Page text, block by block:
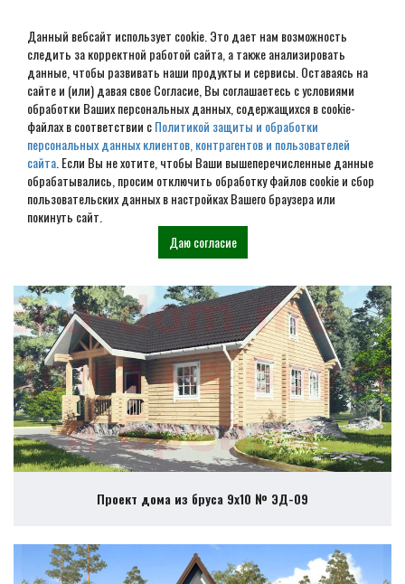
Данный вебсайт использует cookie. Это дает нам возможность
следить за корректной работой сайта, а также анализировать
данные, чтобы развивать наши продукты и сервисы. Оставаясь на
сайте и (или) давая свое Согласие, Вы соглашаетесь с условиями
обработки Ваших персональных данных, содержащихся в cookie-
файлах в соответствии сПолитикой защиты и обработки
персональных данных клиентов, контрагентов и пользователей
сайта . Если Вы не хотите, чтобы Ваши вышеперечисленные данные
обрабатывались, просим отключить обработку файлов cookie и сбор
пользовательских данных в настройках Вашего браузера или
покинуть сайт.
Даю согласие
Дом из бревна под ключ в
Сочи
Наши проекты
Проект дома из бруса 9х10 № ЭД-09